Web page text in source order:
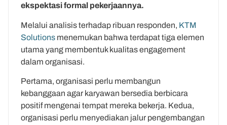
ekspektasi formal pekerjaannya.
Melalui analisis terhadap ribuan responden, KTM
Solutions menemukan bahwa terdapat tiga elemen
utama yang membentuk kualitas engagement
dalam organisasi.
Pertama, organisasi perlu membangun
kebanggaan agar karyawan bersedia berbicara
positif mengenai tempat mereka bekerja. Kedua,
organisasi perlu menyediakan jalur pengembangan